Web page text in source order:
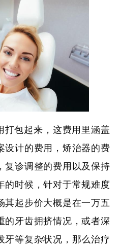
打包起来，这费用里涵盖
设计的费用，矫治器的费
复诊调整的费用以及保持
的时候，针对于常规难度
其起步价大概是在一万五
的牙齿拥挤情况，或者深
牙等复杂状况，那么治疗